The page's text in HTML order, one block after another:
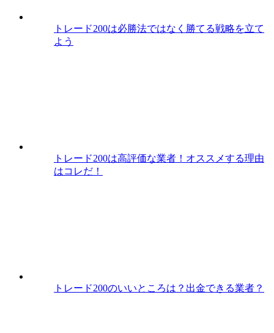
トレード200は必勝法ではなく勝てる戦略を立て
よう
トレード200は高評価な業者！オススメする理由
はコレだ！
トレード200のいいところは？出金できる業者？